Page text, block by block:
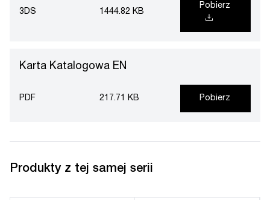
3DS 1444.82 KB
Pobierz
Karta Katalogowa EN
PDF 217.71 KB Pobierz
Produkty z tej samej serii